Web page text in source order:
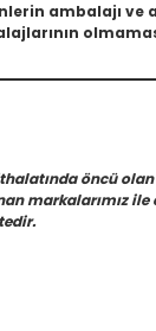
ambalajı ve
öncü